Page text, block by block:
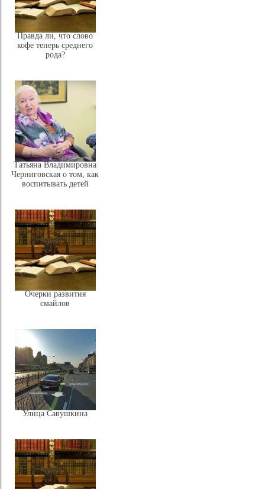
Правда ли, что слово
кофе теперь среднего
рода?
Татьяна Владимировна
Черниговская о том, как
воспитывать детей
Очерки развития
смайлов
Улица Савушкина